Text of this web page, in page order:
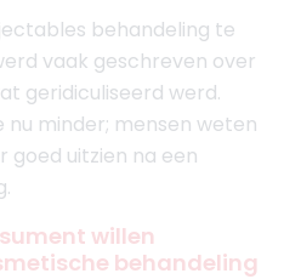
behandeling te
vaak geschreven over
geridiculiseerd werd.
nu minder; mensen weten
goed uitzien na een
willen
behandeling